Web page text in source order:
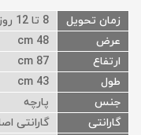
زمان تحویل
8 تا 12 روز کاری پس از خرید
عرض
48 cm
ارتفاع
87 cm
طول
43 cm
جنس
پارچه
گارانتی
گارانتی